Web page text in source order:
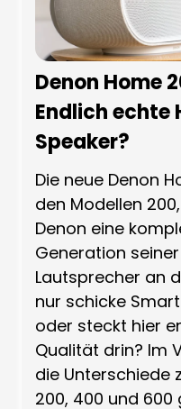
Denon Home
Endlich echte
Speaker?
Die neue Denon
den Modellen
Denon eine
Generation
Lautsprecher an
nur schicke
oder steckt hier
Qualität drin? Im
die Unterschiede
200, 400 und 600